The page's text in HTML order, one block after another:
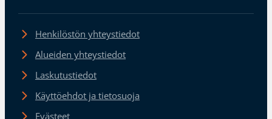
Henkilöstön yhteystiedot
Alueiden yhteystiedot
Laskutustiedot
Käyttöehdot ja tietosuoja
Evästeet